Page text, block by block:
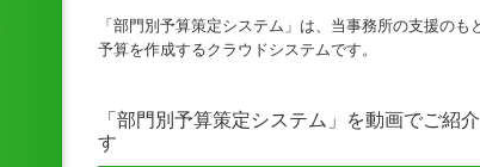
「部門別予算策定システム」は、当事務所の支援の
予算を作成するクラウドシステムです。
「部門別予算策定システム」を動画でご紹
す